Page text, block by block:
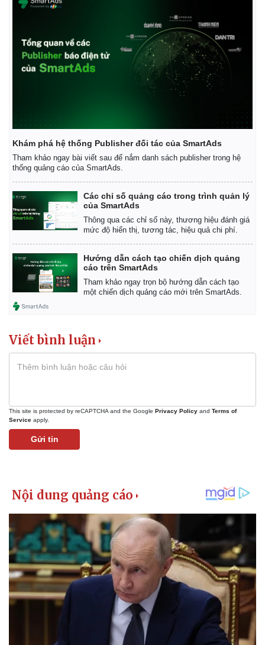
Thể thao
Bóng đá
Lịch thi đấu bóng đá
Thế giới thể thao
eSports
Hậu trường
Ô tô - Xe máy
Ô tô
Xe máy
Tư vấn
Khám phá hệ thống Publisher đối tác của SmartAds
Tham khảo ngay bài viết sau để nắm danh sách publisher trong hệ
thống quảng cáo của SmartAds.
Các chỉ số quảng cáo trong trình quản lý
của SmartAds
Thông qua các chỉ số này, thương hiệu đánh giá
mức độ hiển thị, tương tác, hiệu quả chi phí.
Hướng dẫn cách tạo chiến dịch quảng
cáo trên SmartAds
Tham khảo ngay trọn bộ hướng dẫn cách tạo
một chiến dịch quảng cáo mới trên SmartAds.
Viết bình luận
This site is protected by reCAPTCHA and the Google Privacy Policy and Terms of
Service apply.
Gửi tin